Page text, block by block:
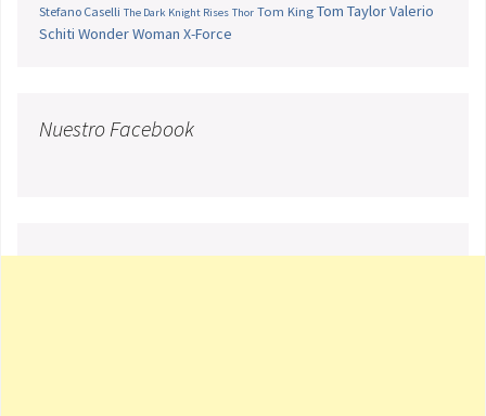
Stefano Caselli The Dark Knight Rises Thor Tom King Tom TaylorValerio
Schiti Wonder Woman X-Force
Nuestro Facebook